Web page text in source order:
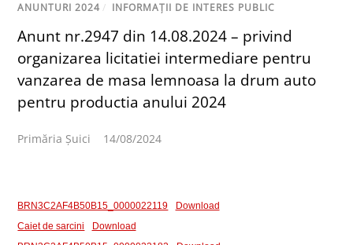
ANUNTURI 2024 / INFORMAȚII DE INTERES PUBLIC
Anunt nr.2947 din 14.08.2024 – privind
organizarea licitatiei intermediare pentru
vanzarea de masa lemnoasa la drum auto
pentru productia anului 2024
Primăria Șuici 14/08/2024
BRN3C2AF4B50B15_0000022119
Download
Caiet de sarcini
Download